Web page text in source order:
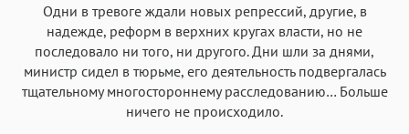
Одни в тревоге ждали новых репрессий, другие, в
надежде, реформ в верхних кругах власти, но не
последовало ни того, ни другого. Дни шли за днями,
министр сидел в тюрьме, его деятельность подвергалась
тщательному многостороннему расследованию… Больше
ничего не происходило.